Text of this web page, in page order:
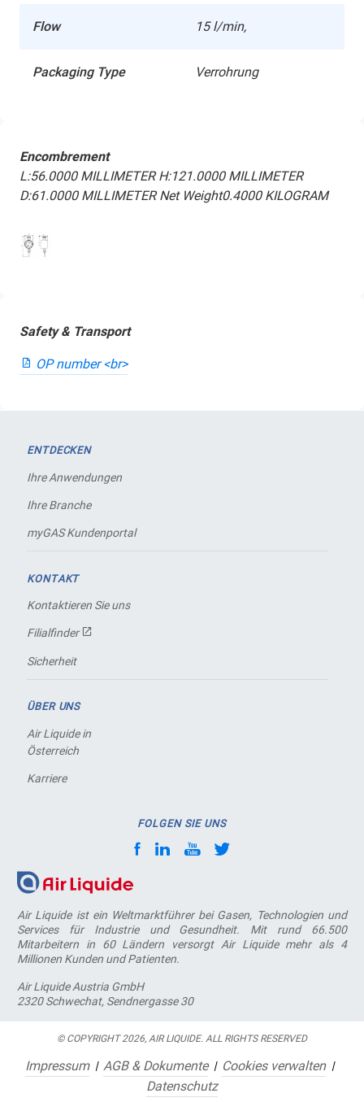
Flow 15 l/min,
Packaging Type Verrohrung
Encombrement
L:56.0000 MILLIMETER H:121.0000 MILLIMETER
D:61.0000 MILLIMETER Net Weight0.4000 KILOGRAM
Safety & Transport
OP number <br>
Air Liquide ist ein Weltmarktführer bei Gasen, Technologien und
Services für Industrie und Gesundheit. Mit rund 66.500
Mitarbeitern in 60 Ländern versorgt Air Liquide mehr als 4
Millionen Kunden und Patienten.
Air Liquide Austria GmbH
2320 Schwechat, Sendnergasse 30
ENTDECKEN
Ihre Anwendungen
Ihre Branche
myGAS Kundenportal
KONTAKT
Kontaktieren Sie uns
Filialfinder
Sicherheit
ÜBER UNS
Air Liquide in
Österreich
Karriere
FOLGEN SIE UNS
© COPYRIGHT 2026, AIR LIQUIDE. ALL RIGHTS RESERVED
Impressum AGB & Dokumente
Cookies verwalten
Datenschutz